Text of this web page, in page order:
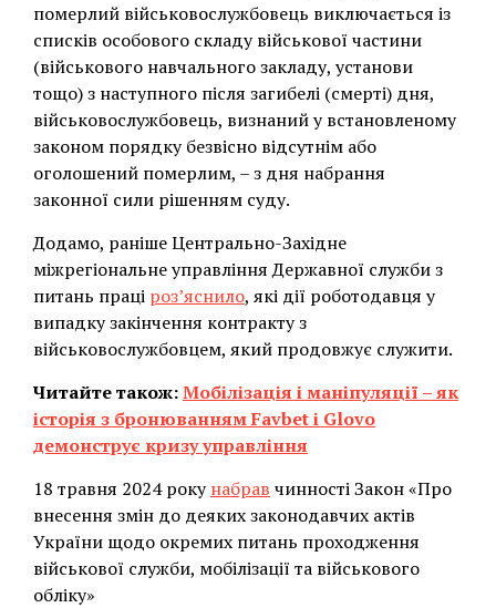
померлий військовослужбовець виключається із
списків особового складу військової частини
(військового навчального закладу, установи
тощо) з наступного після загибелі (смерті) дня,
військовослужбовець, визнаний у встановленому
законом порядку безвісно відсутнім або
оголошений померлим, – з дня набрання
законної сили рішенням суду.
Додамо, раніше Центрально-Західне
міжрегіональне управління Державної служби з
питань праці роз’яснило, які дії роботодавця у
випадку закінчення контракту з
військовослужбовцем, який продовжує служити.
Читайте також:Мобілізація і маніпуляції – як
історія з бронюванням Favbet і Glovo
демонструє кризу управління
18 травня 2024 рокунабрав чинності Закон «Про
внесення змін до деяких законодавчих актів
України щодо окремих питань проходження
військової служби, мобілізації та військового
обліку»